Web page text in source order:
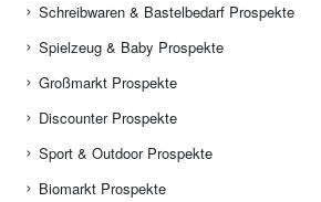
Schreibwaren & Bastelbedarf Prospekte
Spielzeug & Baby Prospekte
Großmarkt Prospekte
Discounter Prospekte
Sport & Outdoor Prospekte
Biomarkt Prospekte